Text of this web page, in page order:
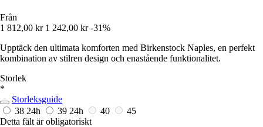
Från
1 812,00 kr 1 242,00 kr -31%
Upptäck den ultimata komforten med Birkenstock Naples, en perfekt
kombination av stilren design och enastående funktionalitet.
Storlek
*
Storleksguide
38 24h 39 24h 40
45
Detta fält är obligatoriskt